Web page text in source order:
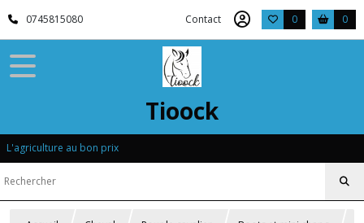
0745815080 Contact 0 0
Tioock
L'agriculture au bon prix